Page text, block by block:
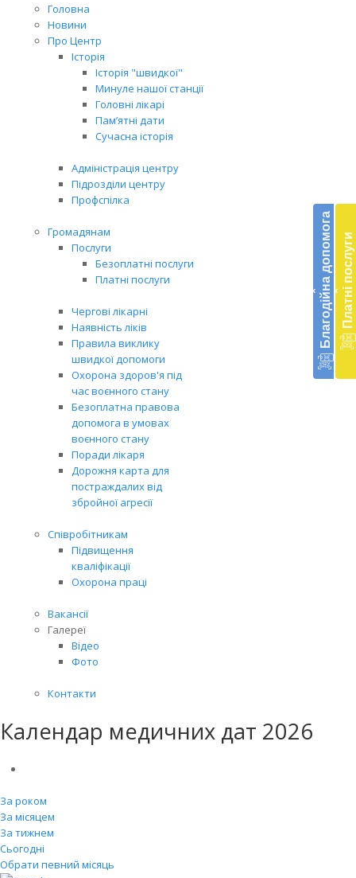
Головна
Новини
Про Центр
Історія
Історія "швидкої"
Минуле нашої станції
Головні лікарі
Пам’ятні дати
Сучасна історія
Адміністрація центру
Підрозділи центру
Профспілка
Громадянам
Послуги
Безоплатні послуги
Платні послуги
Чергові лікарні
Наявність ліків
Правила виклику
швидкої допомоги
Охорона здоров'я під
час воєнного стану
Безоплатна правова
допомога в умовах
воєнного стану
Поради лікаря
Дорожня карта для
постраждалих від
збройної агресії
Співробітникам
Підвищення
кваліфікації
Охорона праці
Вакансії
Галереї
Відео
Фото
Контакти
‹ Благодійна допомога ‹ Платні послуги
Календар медичних дат 2026
За роком
За місяцем
За тижнем
Сьогодні
Обрати певний місяць